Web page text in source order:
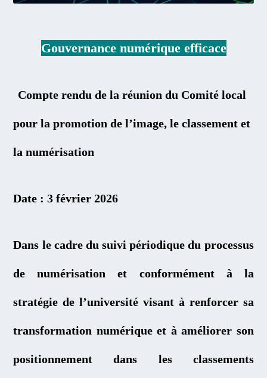
Gouvernance numérique efficace
Compte rendu de la réunion du Comité local
pour la promotion de l’image, le classement et
la numérisation
Date : 3 février 2026
Dans le cadre du suivi périodique du processus
de numérisation et conformément à la
stratégie de l’université visant à renforcer sa
transformation numérique et à améliorer son
positionnement dans les classements